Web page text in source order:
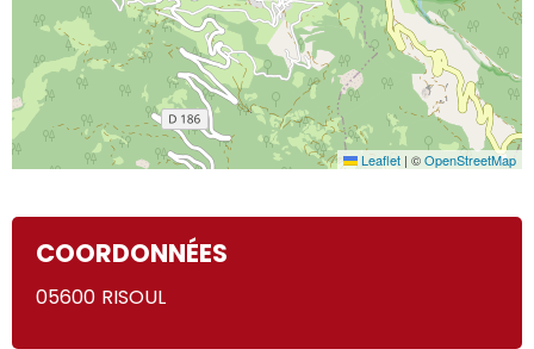
Leaflet | ©OpenStreetMap
COORDONNÉES
05600 RISOUL